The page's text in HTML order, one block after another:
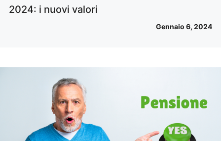
2024: i nuovi valori
Gennaio 6, 2024